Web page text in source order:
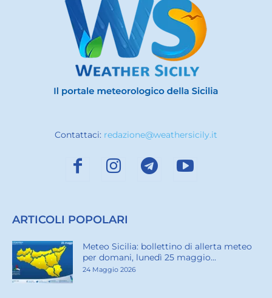
Contattaci: redazione@weathersicily.it
ARTICOLI POPOLARI
Meteo Sicilia: bollettino di allerta meteo
per domani, lunedì 25 maggio...
24 Maggio 2026